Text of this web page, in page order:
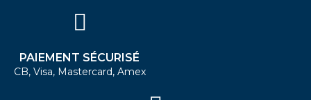
PAIEMENT SÉCURISÉ
CB, Visa, Mastercard, Amex